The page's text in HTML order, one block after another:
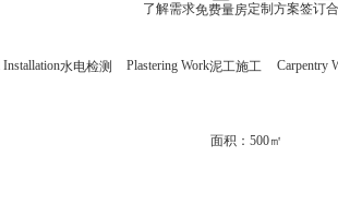
了解需求免费量房定制方案签订
Installation水电检测 Plastering Work泥工施工 Carpentry
面积：500㎡
150㎡
126㎡
86㎡